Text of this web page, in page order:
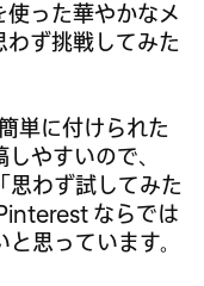
使った華やかなメ
わず挑戦してみた
単に付けられた
やすいので、
思わず試してみた
ならでは
思っています。